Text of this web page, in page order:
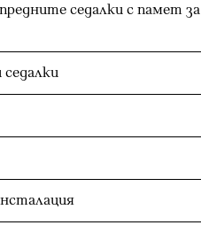
седалки с памет за